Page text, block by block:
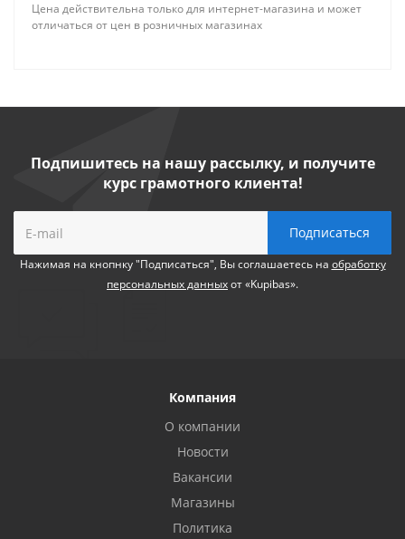
Цена действительна только для интернет-магазина и может
отличаться от цен в розничных магазинах
Подпишитесь на нашу рассылку, и получите
курс грамотного клиента!
Нажимая на кнопнку "Подписаться", Вы соглашаетесь на обработку
персональных данныхот «Kupibas».
Компания
О компании
Новости
Вакансии
Магазины
Политика